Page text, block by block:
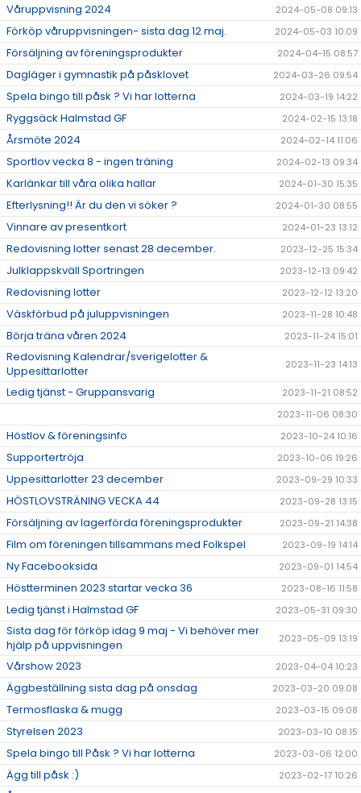
Våruppvisning 2024 2024-05-08 09:13
Förköp våruppvisningen- sista dag 12 maj. 2024-05-03 10:09
Försäljning av föreningsprodukter 2024-04-15 08:57
Dagläger i gymnastik på påsklovet 2024-03-26 09:54
Spela bingo till påsk ? Vi har lotterna 2024-03-19 14:22
Ryggsäck Halmstad GF 2024-02-15 13:18
Årsmöte 2024 2024-02-14 11:06
Sportlov vecka 8 - ingen träning 2024-02-13 09:34
Karlänkar till våra olika hallar 2024-01-30 15:35
Efterlysning!! Är du den vi söker ? 2024-01-30 08:55
Vinnare av presentkort 2024-01-23 13:12
Redovisning lotter senast 28 december. 2023-12-25 15:34
Julklappskväll Sportringen 2023-12-13 09:42
Redovisning lotter 2023-12-12 13:20
Väskförbud på juluppvisningen 2023-11-28 10:48
Börja träna våren 2024 2023-11-24 15:01
Redovisning Kalendrar/sverigelotter &
Uppesittarlotter
2023-11-23 14:13
Ledig tjänst - Gruppansvarig
2023-11-21 08:52
2023-11-06 08:30
Höstlov & föreningsinfo 2023-10-24 10:16
Supportertröja 2023-10-06 19:26
Uppesittarlotter 23 december 2023-09-29 10:33
HÖSTLOVSTRÄNING VECKA 44 2023-09-28 13:15
Försäljning av lagerförda föreningsprodukter 2023-09-21 14:38
Film om föreningen tillsammans med Folkspel 2023-09-19 14:14
Ny Facebooksida 2023-09-01 14:54
Höstterminen 2023 startar vecka 36 2023-08-16 11:58
Ledig tjänst i Halmstad GF 2023-05-31 09:30
Sista dag för förköp idag 9 maj - Vi behöver mer
hjälp på uppvisningen
2023-05-09 13:19
Vårshow 2023 2023-04-04 10:23
Äggbeställning sista dag på onsdag 2023-03-20 09:08
Termosflaska & mugg 2023-03-15 09:08
Styrelsen 2023 2023-03-10 08:15
Spela bingo till Påsk ? Vi har lotterna 2023-03-06 12:00
Ägg till påsk :) 2023-02-17 10:26